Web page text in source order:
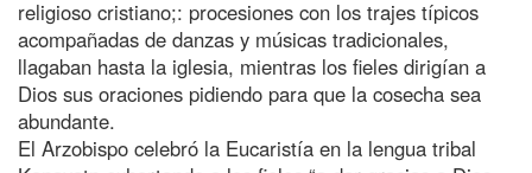
religioso cristiano;: procesiones con los trajes típicos
acompañadas de danzas y músicas tradicionales,
llagaban hasta la iglesia, mientras los fieles dirigían a
Dios sus oraciones pidiendo para que la cosecha sea
abundante.
El Arzobispo celebró la Eucaristía en la lengua tribal